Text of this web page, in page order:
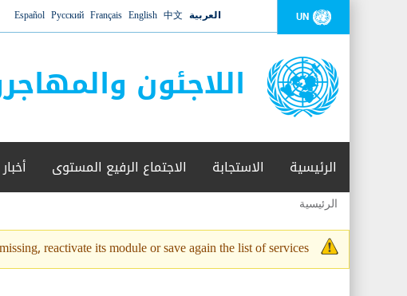
UN العربية 中文
English
Français
Русский
Español
اللاجئون
الرئيسية الاستجابة الاجتماع الرفيع المستوى أخبار
أنت
هنا
الرئيسية
رسالة
التحذير
reactivate its module or save again the list of services.